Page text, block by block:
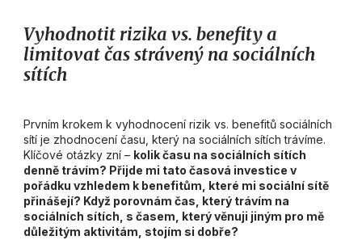
Vyhodnotit rizika vs. benefity a
limitovat čas strávený na sociálních
sítích
Prvním krokem k vyhodnocení rizik vs. benefitů sociálních
sítí je zhodnocení času, který na sociálních sítích trávíme.
Klíčové otázky zní – kolik času na sociálních sítích
denně trávím? Přijde mi tato časová investice v
pořádku vzhledem k benefitům, které mi sociální sítě
přinášejí? Když porovnám čas, který trávím na
sociálních sítích, s časem, který věnuji jiným pro mě
důležitým aktivitám, stojím si dobře?